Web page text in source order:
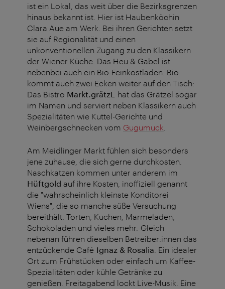
ist ein Lokal, das weit über die Bezirksgrenzen
hinaus bekannt ist. Hier ist Haubenköchin
Clara Aue am Werk. Bei ihren Gerichten setzt
sie auf Regionalität und einen
unkonventionellen Zugang zu den Klassikern
der Wiener Küche. Das Heu & Gabel ist
nebenbei auch ein Bio-Feinkostladen. Bio
kommt auch zwei Ecken weiter auf den Tisch:
Das Bistro Markt.grätzL
hat das Grätzel sogar
im Namen und serviert neben Klassikern auch
Spezialitäten wie Kuttel-Gerichte und
Weinbergschnecken vom Gugumuck
Am Meidlinger Markt fühlen sich besonders
jene zuhause, die sich gerne durchkosten.
Naschkatzen kommen unter anderem im
Hüftgold auf ihre Kosten, inoffiziell genannt
die "wahrscheinlich kleinste Konditorei
Wiens", die so manche süße Versuchung
bereithält: Torten, Kuchen, Marmeladen,
Schokoladen und vieles mehr. Gleich
nebenan führen dieselben Betreiber:innen das
entzückende Café Ignaz & Rosalia . Ein idealer
Ort zum Frühstücken oder einfach um Kaffee-
Spezialitäten oder kühle Getränke zu
genießen. Freitagabend lockt Live-Musik. Eine